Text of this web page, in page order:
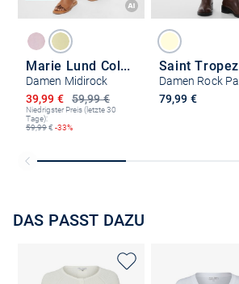
Marie Lund Collection
Damen Midirock
59,99 €
Ermäßigter Preis
39,99 €
Niedrigster Preis (letzte 30
Tage):
59,99€ -33%
Saint Tropez
79,99 €
DAS PASST DAZU